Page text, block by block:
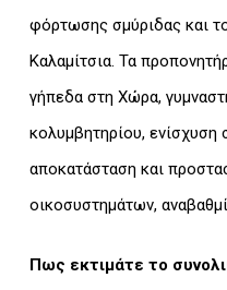
φόρτωσης σμύριδας και
Καλαμίτσια. Τα
γήπεδα στη Χώρα,
κολυμβητηρίου,
αποκατάσταση και
οικοσυστημάτων,
Πως εκτιμάτε το